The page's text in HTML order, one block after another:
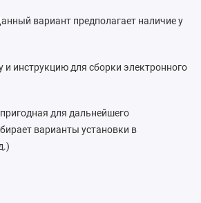
вариант предполагает наличие у
инструкцию для сборки электронного
для дальнейшего
варианты установки в